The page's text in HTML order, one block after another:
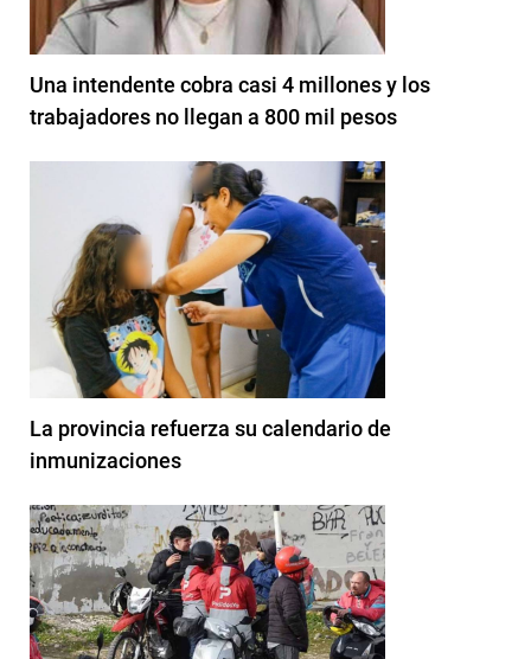
Una intendente cobra casi 4 millones y los
trabajadores no llegan a 800 mil pesos
La provincia refuerza su calendario de
inmunizaciones